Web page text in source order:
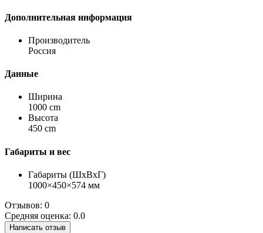
Дополнительная информация
Производитель
Россия
Данные
Ширина
1000 cm
Высота
450 cm
Габариты и вес
Габариты (ШхВхГ)
1000×450×574 мм
Отзывов: 0
Средняя оценка: 0.0
Написать отзыв